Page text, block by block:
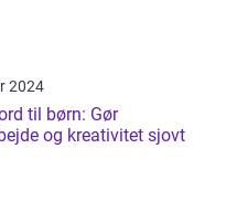
2024
til børn: Gør
og kreativitet sjovt